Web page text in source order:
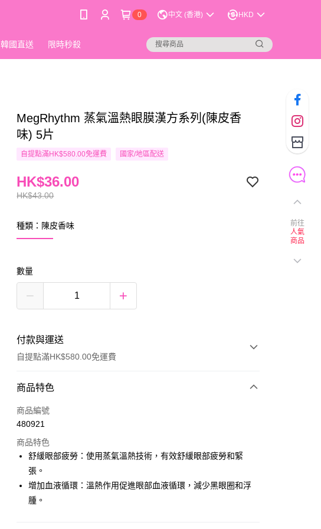
0 中文 (香港) HKD
韓國直送 限時秒殺
MegRhythm 蒸氣溫熱眼膜漢方系列(陳皮香
味) 5片
自提點滿HK$580.00免運費 國家/地區配送
HK$43.00
HK$36.00
種類：陳皮香味
數量
付款與運送
自提點滿HK$580.00免運費
付款方式
信用卡
Google Pay
AlipayHK
PayMe
商品特色
商品編號
480921
商品特色
舒緩眼部疲勞：使用蒸氣溫熱技術，有效舒緩眼部疲勞和緊
張。
增加血液循環：溫熱作用促進眼部血液循環，減少黑眼圈和浮
腫。
前往
人氣
商品